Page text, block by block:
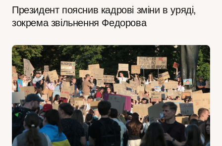
Президент пояснив кадрові зміни в уряді,
зокрема звільнення Федорова